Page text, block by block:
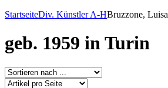
StartseiteDiv. Künstler A-HBruzzone, Luisa
geb. 1959 in Turin